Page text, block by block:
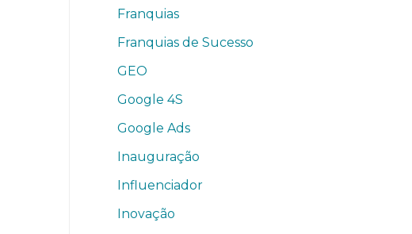
Franquias
Franquias de Sucesso
GEO
Google 4S
Google Ads
Inauguração
Influenciador
Inovação